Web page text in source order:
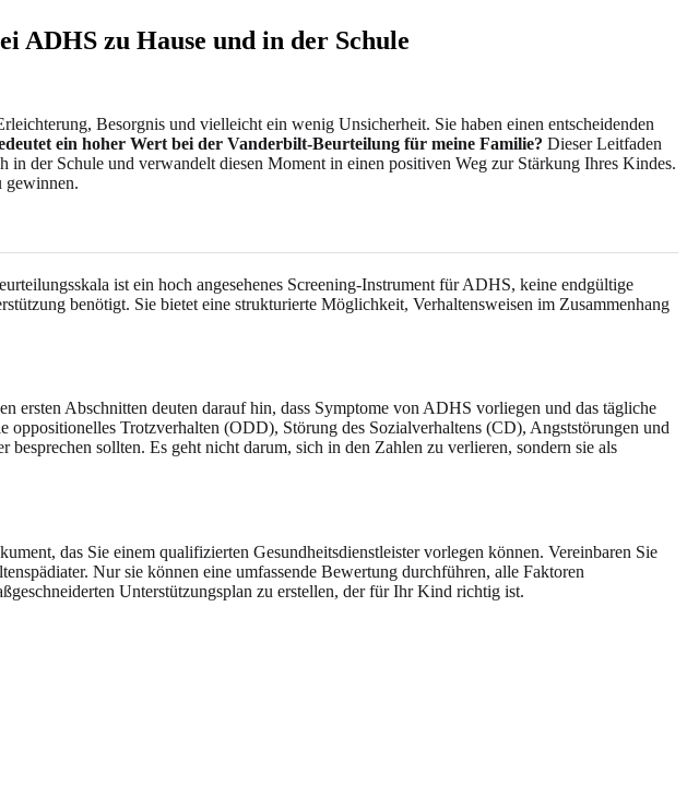
ADHS zu Hause und in der Schule
Besorgnis und vielleicht ein wenig Unsicherheit. Sie haben einen entscheidenden
ein hoher Wert bei der Vanderbilt-Beurteilung für meine Familie? Dieser Leitfaden
der Schule und verwandelt diesen Moment in einen positiven Weg zur Stärkung Ihres Kindes.
gewinnen.
ist ein hoch angesehenes Screening-Instrument für ADHS, keine endgültige
benötigt. Sie bietet eine strukturierte Möglichkeit, Verhaltensweisen im Zusammenhang
ersten Abschnitten deuten darauf hin, dass Symptome von ADHS vorliegen und das tägliche
Trotzverhalten (ODD), Störung des Sozialverhaltens (CD), Angststörungen und
sollten. Es geht nicht darum, sich in den Zahlen zu verlieren, sondern sie als
das Sie einem qualifizierten Gesundheitsdienstleister vorlegen können. Vereinbaren Sie
Nur sie können eine umfassende Bewertung durchführen, alle Faktoren
Unterstützungsplan zu erstellen, der für Ihr Kind richtig ist.